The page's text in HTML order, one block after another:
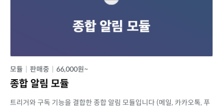
모듈 판매중 66,000원~
종합 알림 모듈
트리거와 구독 기능을 결합한 종합 알림 모듈입니다 (메일, 카카오톡, 푸